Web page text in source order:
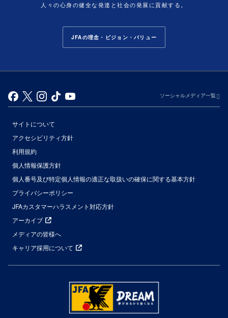
人々の心身の健全な発達と社会の発展に貢献する。
JFAの理念・ビジョン・バリュー
ソーシャルメディア一覧
サイトについて
アクセシビリティ方針
利用規約
個人情報保護方針
個人番号及び特定個人情報の適正な取扱いの確保に関する基本方針
プライバシーポリシー
JFAカスタマーハラスメント対応方針
アーカイブ
メディアの皆様へ
キャリア採用について